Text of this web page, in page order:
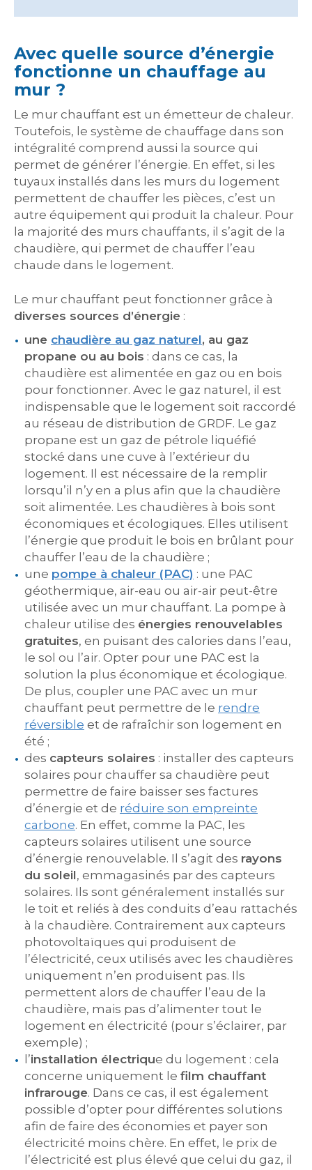
Avec quelle source d’énergie
fonctionne un chauffage au
mur ?
Le mur chauffant est un émetteur de chaleur.
Toutefois, le système de chauffage dans son
intégralité comprend aussi la source qui
permet de générer l’énergie. En effet, si les
tuyaux installés dans les murs du logement
permettent de chauffer les pièces, c’est un
autre équipement qui produit la chaleur. Pour
la majorité des murs chauffants, il s’agit de la
chaudière, qui permet de chauffer l’eau
chaude dans le logement.
Le mur chauffant peut fonctionner grâce à
diverses sources d’énergie :
une chaudière au gaz naturel, au gaz
propane ou au bois : dans ce cas, la
chaudière est alimentée en gaz ou en bois
pour fonctionner. Avec le gaz naturel, il est
indispensable que le logement soit raccordé
au réseau de distribution de GRDF. Le gaz
propane est un gaz de pétrole liquéfié
stocké dans une cuve à l’extérieur du
logement. Il est nécessaire de la remplir
lorsqu’il n’y en a plus afin que la chaudière
soit alimentée. Les chaudières à bois sont
économiques et écologiques. Elles utilisent
l’énergie que produit le bois en brûlant pour
chauffer l’eau de la chaudière ;
une pompe à chaleur (PAC) : une PAC
géothermique, air-eau ou air-air peut-être
utilisée avec un mur chauffant. La pompe à
chaleur utilise des énergies renouvelables
gratuites, en puisant des calories dans l’eau,
le sol ou l’air. Opter pour une PAC est la
solution la plus économique et écologique.
De plus, coupler une PAC avec un mur
chauffant peut permettre de le rendre
réversible et de rafraîchir son logement en
été ;
des capteurs solaires : installer des capteurs
solaires pour chauffer sa chaudière peut
permettre de faire baisser ses factures
d’énergie et de réduire son empreinte
carbone. En effet, comme la PAC, les
capteurs solaires utilisent une source
d’énergie renouvelable. Il s’agit des rayons
du soleil, emmagasinés par des capteurs
solaires. Ils sont généralement installés sur
le toit et reliés à des conduits d’eau rattachés
à la chaudière. Contrairement aux capteurs
photovoltaïques qui produisent de
l’électricité, ceux utilisés avec les chaudières
uniquement n’en produisent pas. Ils
permettent alors de chauffer l’eau de la
chaudière, mais pas d’alimenter tout le
logement en électricité (pour s’éclairer, par
exemple) ;
l’installation électrique du logement : cela
concerne uniquement le film chauffant
infrarouge. Dans ce cas, il est également
possible d’opter pour différentes solutions
afin de faire des économies et payer son
électricité moins chère. En effet, le prix de
l’électricité est plus élevé que celui du gaz, il